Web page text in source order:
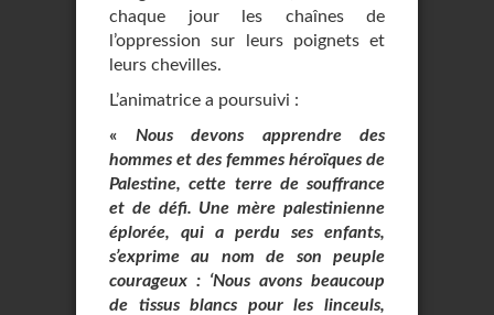
chaque jour les chaînes de
l’oppression sur leurs poignets et
leurs chevilles.
L’animatrice a poursuivi :
« Nous devons apprendre des
hommes et des femmes héroïques de
Palestine, cette terre de souffrance
et de défi. Une mère palestinienne
éplorée, qui a perdu ses enfants,
s’exprime au nom de son peuple
courageux : ‘Nous avons beaucoup
de tissus blancs pour les linceuls,